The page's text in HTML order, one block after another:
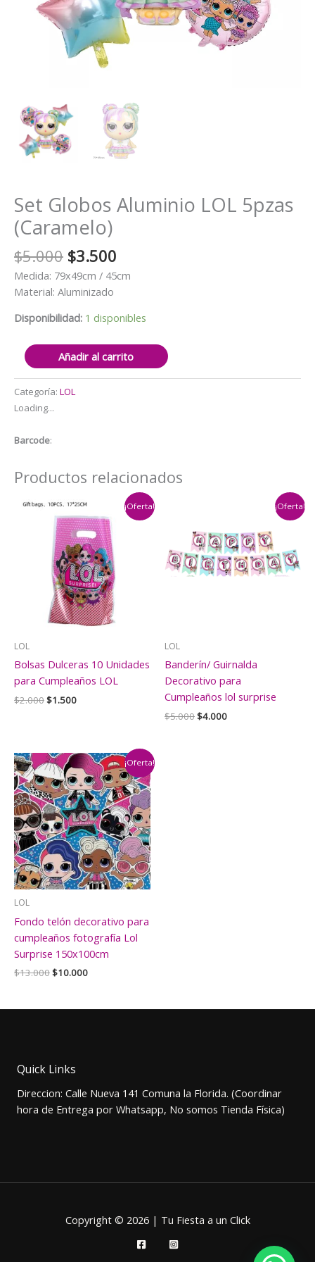
Set Globos Aluminio LOL 5pzas
(Caramelo)
$5.000 El
precio
original
$5.000.
$3.500
precio
$3.500.
Medida: 79x49cm / 45cm
Material: Aluminizado
Disponibilidad: 1 disponibles
Set
Globos
Aluminio
LOL
5pzas
cantidad
Añadir al carrito
Categoría: LOL
Loading...
Barcode:
Productos relacionados
¡Oferta!
LOL
Bolsas Dulceras 10 Unidades
para Cumpleaños LOL
$2.000El
$1.500El
¡Oferta!
LOL
Banderín/ Guirnalda
Decorativo para
Cumpleaños lol surprise
$5.000El
$4.000El
¡Oferta!
LOL
Fondo telón decorativo para
cumpleaños fotografía Lol
Surprise 150x100cm
$13.000El
era:
$10.000El
es:
Quick Links
Direccion: Calle Nueva 141 Comuna la Florida. (Coordinar
hora de Entrega por Whatsapp, No somos Tienda Física)
Copyright © 2026 | Tu Fiesta a un Click